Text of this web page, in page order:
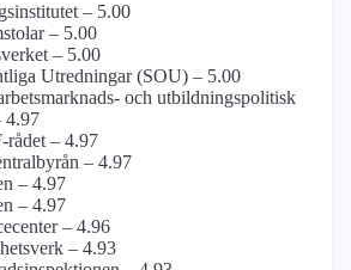
– 5.00
– 5.00
– 5.00
Utredningar (SOU) – 5.00
och utbildnings­politisk
4.97
rådet – 4.97
– 4.97
– 4.97
– 4.97
– 4.96
– 4.93